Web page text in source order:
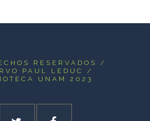
RESERVADOS
/
PAUL LEDUC /
UNAM 2023